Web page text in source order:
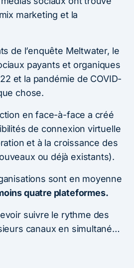
marketing et la
de l’enquête Meltwater, le
payants et organiques
et la pandémie de COVID-
chose.
en face-à-face a créé
de connexion virtuelle
et à la croissance des
ou déjà existants).
sont en moyenne
quatre plateformes.
suivre le rythme des
canaux en simultané…